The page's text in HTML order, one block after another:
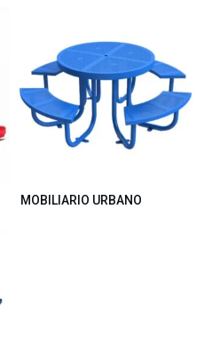
MOBILIARIO URBANO